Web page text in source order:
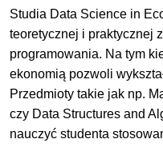
Studia Data Science in
teoretycznej i praktycznej
programowania. Na tym
ekonomią pozwoli
Przedmioty takie jak np.
czy Data Structures and
nauczyć studenta